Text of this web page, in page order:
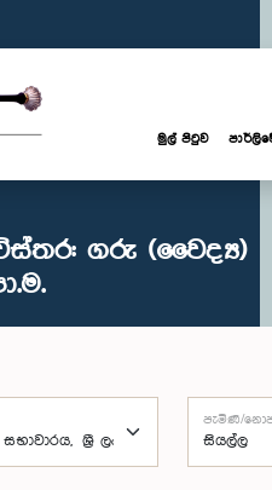
මුල් පිටුව
ගරු (වෛද්‍ය)
පැමිණි/